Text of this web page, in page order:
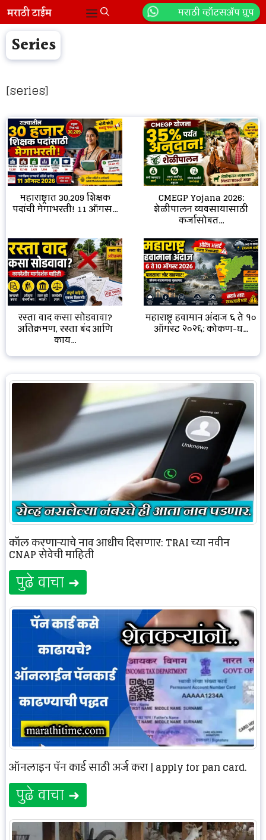
Skip
to
content
मराठी व्हॉटसॲप ग्रुप
Menu
Series
[series]
महाराष्ट्रात 30,209 शिक्षक
पदांची मेगाभरती! 11 ऑगस...
CMEGP Yojana 2026:
शेळीपालन व्यवसायासाठी
कर्जासोबत...
रस्ता वाद कसा सोडवावा?
अतिक्रमण, रस्ता बंद आणि
काय...
महाराष्ट्र हवामान अंदाज ६ ते १०
ऑगस्ट २०२६: कोकण-घ...
कॉल करणाऱ्याचे नाव आधीच दिसणार: TRAI च्या नवीन
CNAP सेवेची माहिती
पुढे वाचा ➜
ऑनलाइन पॅन कार्ड साठी अर्ज करा | apply for pan card.
पुढे वाचा ➜